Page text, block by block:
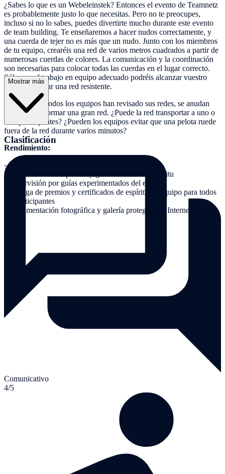
¿Sabes lo que es un Webeleinstek? Entonces el evento de Teamnetz
es probablemente justo lo que necesitas. Pero no te preocupes,
incluso si no lo sabes, puedes divertirte mucho durante este evento
de team building. Te enseñaremos a hacer nudos correctamente, y
una cuerda de tejer no es más que un nudo. Junto con los miembros
de tu equipo, crearéis una red de varios metros cuadrados a partir de
numerosas cuerdas de colores. La comunicación y la coordinación
son necesarias para colocar todas las cuerdas en el lugar correcto.
Sólo con el trabajo en equipo adecuado podréis alcanzar vuestro
objetivo y crear una red resistente.
Una vez que todos los equipos han revisado sus redes, se anudan
entre sí para formar una gran red. ¿Puede la red transportar a uno o
más participantes? ¿Pueden los equipos evitar que una pelota ruede
fuera de la red durante varios minutos?
Rendimiento:
- Equipamiento completo (cuerdas, etc.)
- Moderación de la prueba y gestión del evento in situ
- Supervisión por guías experimentados del equipo
- Entrega de premios y certificados de espíritu de equipo para todos
los participantes
- Documentación fotográfica y galería protegida en Internet
Mostrar más
Clasificación
Comunicativo
4/5